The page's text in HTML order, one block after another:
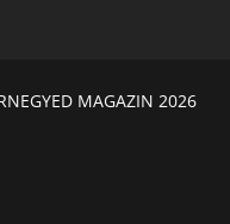
MAGAZIN 2026